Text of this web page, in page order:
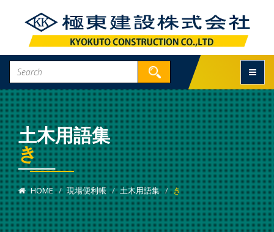
土木用語集
き
HOME 現場便利帳 土木用語集 き